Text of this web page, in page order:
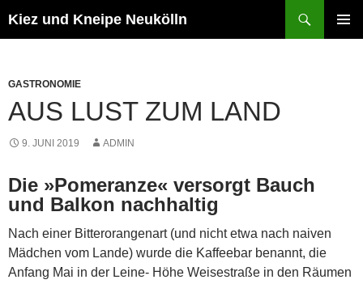
Inhalt
Kiez und Kneipe Neukölln
GASTRONOMIE
AUS LUST ZUM LAND
9. JUNI 2019 ADMIN
Die »Pomeranze« versorgt Bauch
und Balkon nachhaltig
Nach einer Bitterorangenart (und nicht etwa nach naiven
Mädchen vom Lande) wurde die Kaffeebar benannt, die
Anfang Mai in der Leine- Höhe Weisestraße in den Räumen